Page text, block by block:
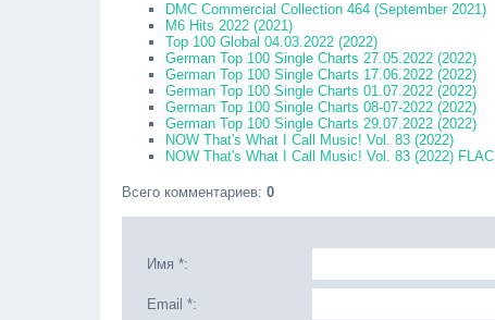
DMC Commercial Collection 464 (September 2021)
M6 Hits 2022 (2021)
Top 100 Global 04.03.2022 (2022)
German Top 100 Single Charts 27.05.2022 (2022)
German Top 100 Single Charts 17.06.2022 (2022)
German Top 100 Single Charts 01.07.2022 (2022)
German Top 100 Single Charts 08-07-2022 (2022)
German Top 100 Single Charts 29.07.2022 (2022)
NOW That's What I Call Music! Vol. 83 (2022)
NOW That's What I Call Music! Vol. 83 (2022) FLAC
Всего комментариев: 0
Имя *:
Email *: